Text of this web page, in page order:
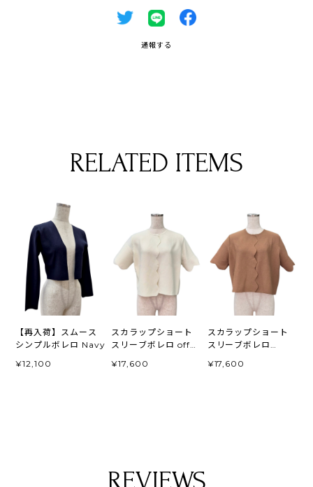
通報する
RELATED ITEMS
【再入荷】スムース
シンプルボレロ Navy
¥12,100
スカラップショート
スリーブボレロ off
¥17,600
スカラップショート
スリーブボレロ
¥17,600